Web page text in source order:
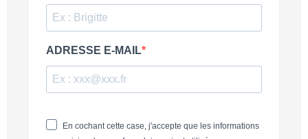
ADRESSE E-MAIL
En cochant cette case, j'accepte que les informations